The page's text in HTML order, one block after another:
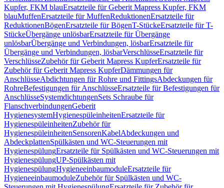
Kupfer, FKM blauErsatzteile für Geberit Mapress Kupfer, FKM
blauMuffenErsatzteile für MuffenReduktionenErsatzteile für
ReduktionenBögenErsatzteile für BögenT-StückeErsatzteile für T-
StückeÜbergänge unlösbarErsatzteile für Übergänge
unlösbarÜbergänge und Verbindungen, lösbarErsatzteile für
Übergänge und Verbindungen, lösbarVerschlüsseErsatzteile für
VerschlüsseZubehör für Geberit Mapress KupferErsatzteile für
Zubehör für Geberit Mapress KupferDämmungen für
AnschlüsseAbdichtungen für Rohre und FittingsAbdeckungen für
RohreBefestigungen für AnschlüsseErsatzteile für Befestigungen für
AnschlüsseSystemdichtungenSets Schraube für
FlanschverbindungenGeberit
HygienesystemHygienespüleinheitenErsatzteile für
HygienespüleinheitenZubehör für
HygienespüleinheitenSensorenKabelAbdeckungen und
AbdeckplattenSpülkästen und WC-Steuerungen mit
HygienespülungErsatzteile für Spülkästen und WC-Steuerungen mit
HygienespülungUP-Spülkästen mit
HygienespülungHygieneeinbaumoduleErsatzteile für
HygieneeinbaumoduleZubehör für Spülkästen und WC-